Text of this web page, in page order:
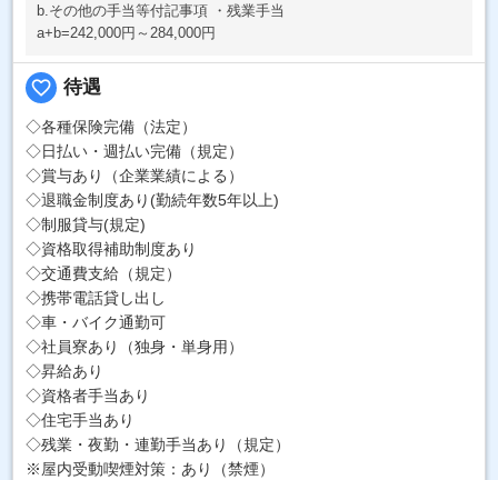
b.その他の手当等付記事項 ・残業手当
a+b=242,000円～284,000円
favorite_border 待遇
◇各種保険完備（法定）
◇日払い・週払い完備（規定）
◇賞与あり（企業業績による）
◇退職金制度あり(勤続年数5年以上)
◇制服貸与(規定)
◇資格取得補助制度あり
◇交通費支給（規定）
◇携帯電話貸し出し
◇車・バイク通勤可
◇社員寮あり（独身・単身用）
◇昇給あり
◇資格者手当あり
◇住宅手当あり
◇残業・夜勤・連勤手当あり（規定）
※屋内受動喫煙対策：あり（禁煙）